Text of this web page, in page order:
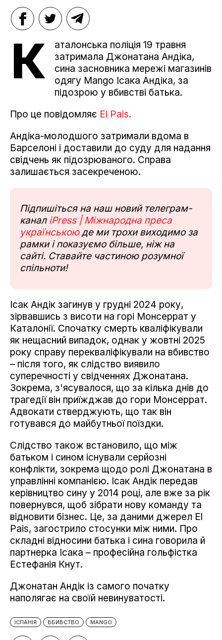
К
аталонська поліція 19 травня
затримала Джонатана Андіка,
сина засновника мережі магазинів
одягу Mango Ісака Андіка, за
підозрою у вбивстві батька.
Про це повідомляє El Pais.
Андіка-молодшого затримали вдома в
Барселоні і доставили до суду для надання
свідчень як підозрюваного. Справа
залишається засекреченою.
Підпишіться на наш новий телеграм-
канал iPress | Міжнародна преса
українськоюде ми трохи виходимо за
рамки і показуємо більше, ніж на
сайті. Ставайте частиною розумної
спільноти!
Ісак Андік загинув у грудні 2024 року,
зірвавшись з висоти на горі Монсеррат у
Каталонії. Спочатку смерть кваліфікували
як нещасний випадок, однак у жовтні 2025
року справу перекваліфікували на вбивство
– після того, як слідство виявило
суперечності у свідченнях Джонатана.
Зокрема, з'ясувалося, що за кілька днів до
трагедії він приїжджав до гори Монсеррат.
Адвокати стверджують, що так він
готувався до майбутньої поїздки.
Слідство також встановило, що між
батьком і сином існували серйозні
конфлікти, зокрема щодо ролі Джонатана в
управлінні компанією. Ісак Андік передав
керівництво сину у 2014 році, але вже за рік
повернувся, щоб зібрати нову команду та
відновити бізнес. Це, за даними джерел El
Pais, загострило стосунки між ними. Про
складні відносини батька і сина говорила й
партнерка Ісака – професійна гольфістка
Естефанія Кнут.
Джонатан Андік із самого початку
наполягає на своїй невинуватості.
ІСПАНІЯ ВБИВСТВО MANGO